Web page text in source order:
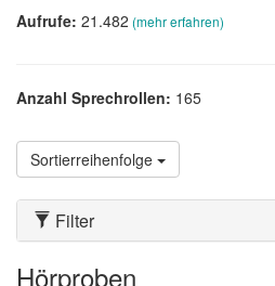
Aufrufe: 21.482 (mehr erfahren)
Anzahl Sprechrollen: 165
Sortierreihenfolge
Filter
Hörproben